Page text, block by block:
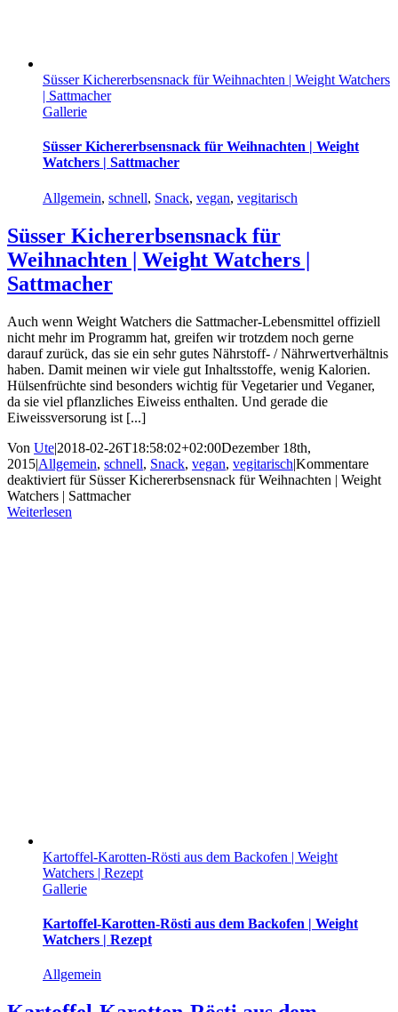
Süsser Kichererbsensnack für Weihnachten | Weight Watchers
| Sattmacher
Gallerie
Süsser Kichererbsensnack für Weihnachten | Weight
Watchers | Sattmacher
Allgemein, schnell, Snack, vegan, vegitarisch
Süsser Kichererbsensnack für
Weihnachten | Weight Watchers |
Sattmacher
Auch wenn Weight Watchers die Sattmacher-Lebensmittel offiziell
nicht mehr im Programm hat, greifen wir trotzdem noch gerne
darauf zurück, das sie ein sehr gutes Nährstoff- / Nährwertverhältnis
haben. Damit meinen wir viele gut Inhaltsstoffe, wenig Kalorien.
Hülsenfrüchte sind besonders wichtig für Vegetarier und Veganer,
da sie viel pflanzliches Eiweiss enthalten. Und gerade die
Eiweissversorung ist [...]
Von Ute|2018-02-26T18:58:02+02:00Dezember 18th,
2015|Allgemein, schnell, Snack, vegan, vegitarisch|Kommentare
deaktiviert für Süsser Kichererbsensnack für Weihnachten | Weight
Watchers | Sattmacher
Weiterlesen
Kartoffel-Karotten-Rösti aus dem Backofen | Weight
Watchers | Rezept
Gallerie
Kartoffel-Karotten-Rösti aus dem Backofen | Weight
Watchers | Rezept
Allgemein